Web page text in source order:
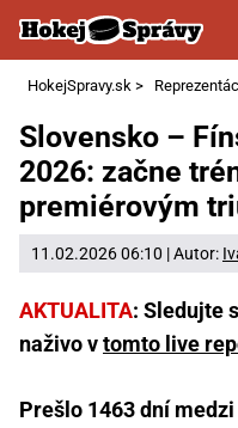
HokejSpravy.sk >
Slovensko –
2026: začne
premiérovým
11.02.2026 06:10 | Autor:
AKTUALITA: Sledujte
naživo vtomto live
Prešlo 1463 dní